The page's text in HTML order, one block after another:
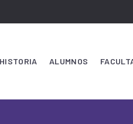
HISTORIA ALUMNOS